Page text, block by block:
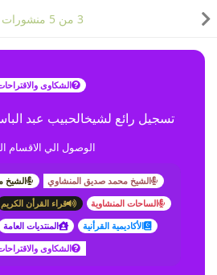
الشكاوى
تسجيل رائع لشيخالحبيب عبد
الوصول الي الاقسام
الشيخ محمد صديق المنشاوي
الشيخ
الساحات المنشاوية
قراء القرأن الكريم
الأكاديمية القرأنية
المنتديات العامة
الشكاوى
3 من 5 منشورات